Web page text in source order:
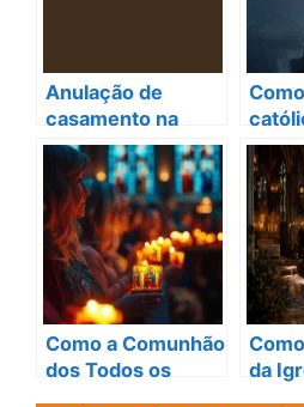
Anulação de
casamento na
Igreja Católica: Um
caminho de
esperança.
crise
Como a Comunhão
dos Todos os
da